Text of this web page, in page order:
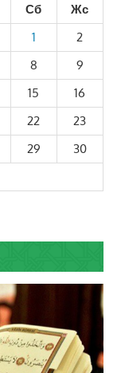
Сб
Жс
1
2
8
9
15
16
22
23
29
30